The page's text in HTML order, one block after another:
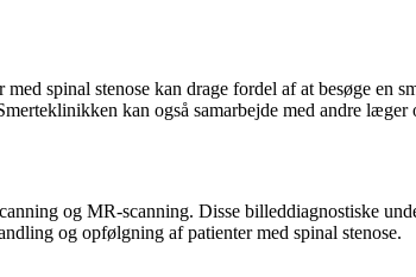
spinal stenose kan drage fordel af at besøge
kan også samarbejde med andre
og MR-scanning. Disse billeddiagnostiske
og opfølgning af patienter med spinal stenose.